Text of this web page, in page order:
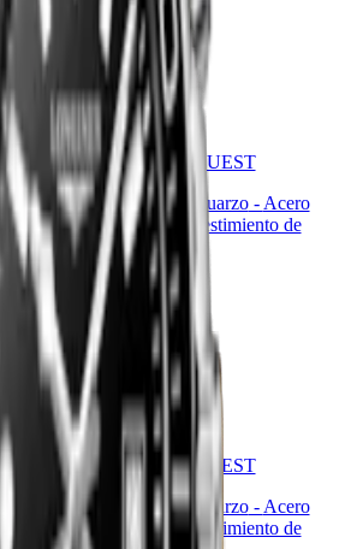
Comprar ahora
Acero
de
Nuevo
HYDROCONQUEST
42 mm - Reloj Cuarzo- Acero
inoxidable y revestimiento de
PVD amarillo
1.750,00 €
Comprar ahora
Nuevo
HYDROCONQUEST
42 mm
Reloj Cuarzo- Acero
inoxidable y revestimiento de